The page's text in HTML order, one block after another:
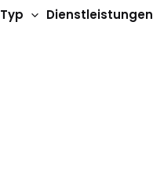
Typ Dienstleistungen